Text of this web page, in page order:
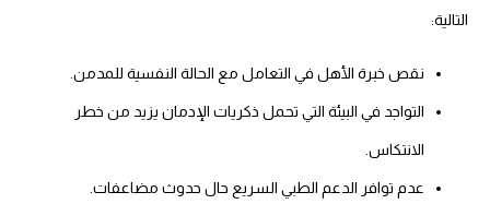
التالية:
نقص خبرة الأهل في التعامل مع الحالة النفسية للمدمن.
التواجد في البيئة التي تحمل ذكريات الإدمان يزيد من خطر
الانتكاس.
عدم توافر الدعم الطبي السريع حال حدوث مضاعفات.